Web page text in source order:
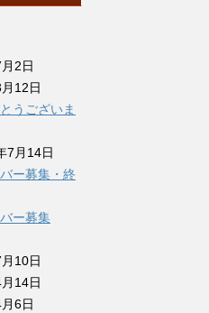
2日
12日
うございま
7月14日
ー募集・終
ー募集
10日
14日
6日